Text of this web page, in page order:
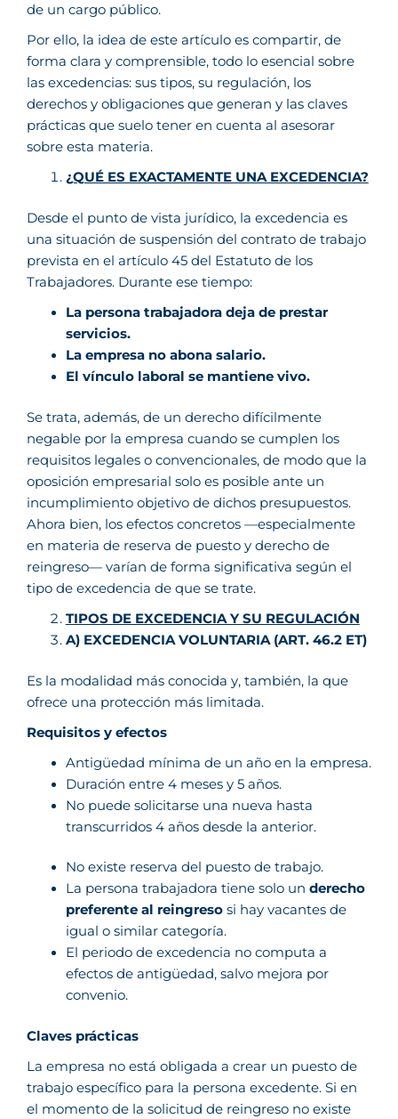
de un cargo público.
Por ello, la idea de este artículo es compartir, de
forma clara y comprensible, todo lo esencial sobre
las excedencias: sus tipos, su regulación, los
derechos y obligaciones que generan y las claves
prácticas que suelo tener en cuenta al asesorar
sobre esta materia.
¿QUÉ ES EXACTAMENTE UNA EXCEDENCIA?
Desde el punto de vista jurídico, la excedencia es
una situación de suspensión del contrato de trabajo
prevista en el artículo 45 del Estatuto de los
Trabajadores. Durante ese tiempo:
La persona trabajadora deja de prestar
servicios.
La empresa no abona salario.
El vínculo laboral se mantiene vivo.
Se trata, además, de un derecho difícilmente
negable por la empresa cuando se cumplen los
requisitos legales o convencionales, de modo que la
oposición empresarial solo es posible ante un
incumplimiento objetivo de dichos presupuestos.
Ahora bien, los efectos concretos —especialmente
en materia de reserva de puesto y derecho de
reingreso— varían de forma significativa según el
tipo de excedencia de que se trate.
TIPOS DE EXCEDENCIA Y SU REGULACIÓN
A) EXCEDENCIA VOLUNTARIA (ART. 46.2 ET)
Es la modalidad más conocida y, también, la que
ofrece una protección más limitada.
Requisitos y efectos
Antigüedad mínima de un año en la empresa.
Duración entre 4 meses y 5 años.
No puede solicitarse una nueva hasta
transcurridos 4 años desde la anterior.
No existe reserva del puesto de trabajo.
La persona trabajadora tiene solo un derecho
preferente al reingresosi hay vacantes de
igual o similar categoría.
El periodo de excedencia no computa a
efectos de antigüedad, salvo mejora por
convenio.
Claves prácticas
La empresa no está obligada a crear un puesto de
trabajo específico para la persona excedente. Si en
el momento de la solicitud de reingreso no existe